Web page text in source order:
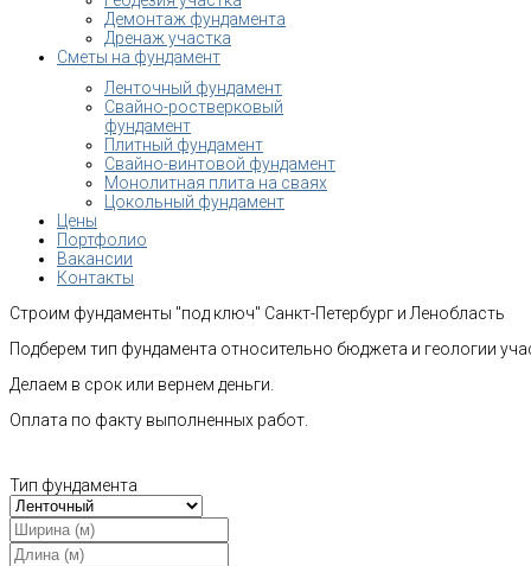
Демонтаж фундамента
Дренаж участка
Сметы на фундамент
Ленточный фундамент
Свайно-ростверковый
фундамент
Плитный фундамент
Свайно-винтовой фундамент
Монолитная плита на сваях
Цокольный фундамент
Цены
Портфолио
Вакансии
Контакты
Строим фундаменты "под ключ" Санкт-Петербург и Ленобласть
Подберем тип фундамента относительно бюджета и геологии
Делаем в срок или вернем деньги.
Оплата по факту выполненных работ.
Тип фундамента